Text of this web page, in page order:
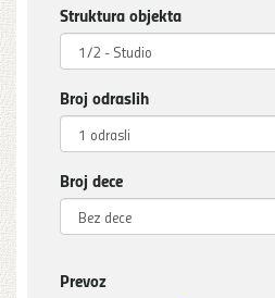
Struktura objekta
Broj odraslih
Broj dece
Prevoz